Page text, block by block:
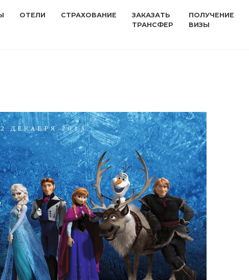
ОТЕЛИ СТРАХОВАНИЕ
ЗАКАЗАТЬ
ТРАНСФЕР
ПОЛУЧЕНИЕ
ВИЗЫ